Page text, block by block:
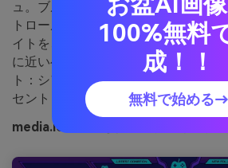
ュ。ブルーとバイオレットの組み合
トロールを失わず、エレクトリック
イトを、シアンはアラートやバッジ
に近いベースで全体を落ち着かせ読
ト：シアンはインタラクティブな状
セントと競合させないように。
media.ioで生成したエレクトリック
100%無料
成！！
無料で始める→